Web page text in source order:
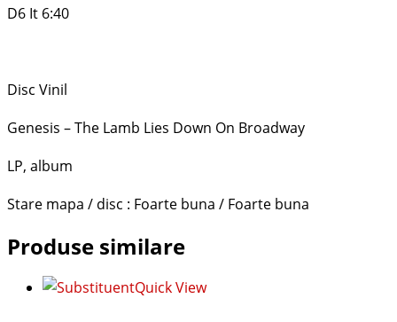
D6 It 6:40
Disc Vinil
Genesis – The Lamb Lies Down On Broadway
LP, album
Stare mapa / disc : Foarte buna / Foarte buna
Produse similare
Quick View